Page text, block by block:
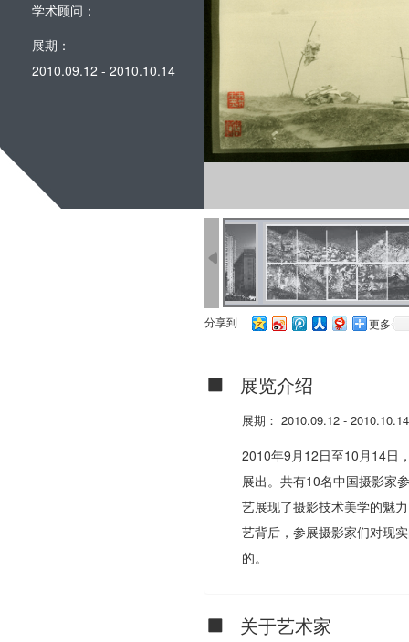
学术顾问：
展期：
2010.09.12 - 2010.10.14
分享到 更多
展览介绍
展期： 2010.09.12 - 2010.10.14
2010年9月12日至10月14日
展出。共有10名中国摄影家
艺展现了摄影技术美学的魅
艺背后，参展摄影家们对现
的。
关于艺术家